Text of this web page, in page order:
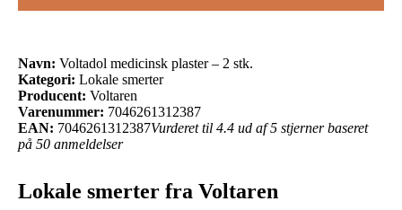
Navn: Voltadol medicinsk plaster – 2 stk.
Kategori: Lokale smerter
Producent: Voltaren
Varenummer: 7046261312387
EAN: 7046261312387Vurderet til 4.4 ud af 5 stjerner baseret
på 50 anmeldelser
Lokale smerter fra Voltaren